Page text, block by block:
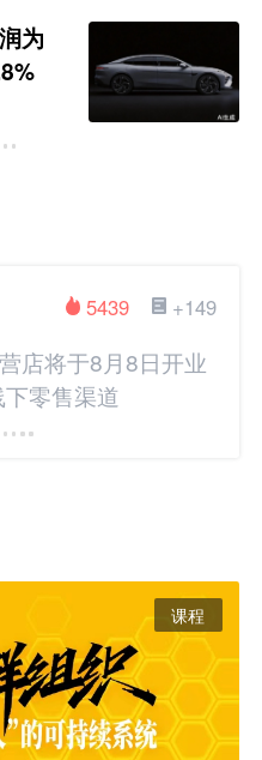
为
+149
5439
店将于8月8日开业
零售渠道
课程